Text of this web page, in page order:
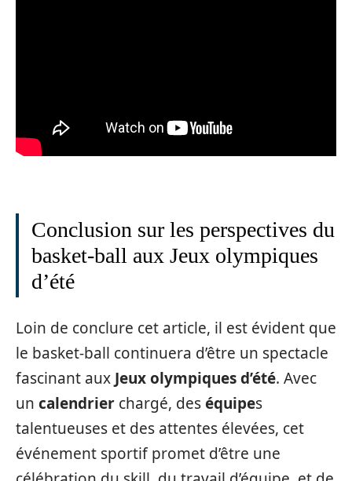
Conclusion sur les perspectives du
basket-ball aux Jeux olympiques
d’été
Loin de conclure cet article, il est évident que
le basket-ball continuera d’être un spectacle
fascinant aux Jeux olympiques d’été. Avec
un calendrier chargé, deséquipes
talentueuses et des attentes élevées, cet
événement sportif promet d’être une